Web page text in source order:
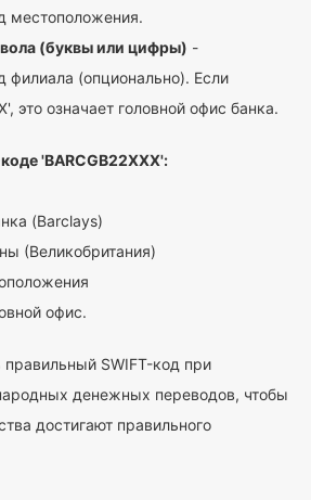
местоположения.
(буквы или цифры) -
филиала (опционально). Если
это означает головной офис банка.
'BARCGB22XXX':
(Barclays)
(Великобритания)
офис.
правильный SWIFT-код при
денежных переводов, чтобы
достигают правильного